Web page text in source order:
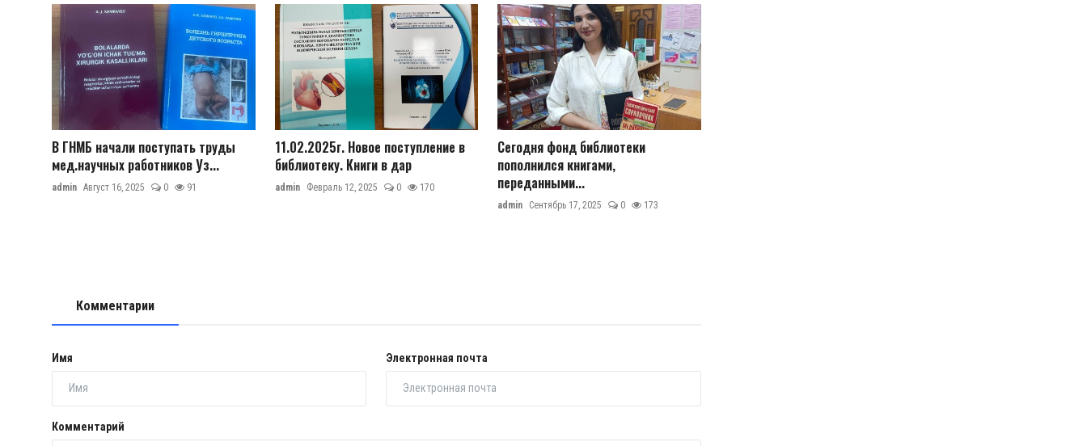
В ГНМБ начали поступать труды
мед.научных работников Уз...
admin Август 16, 2025 0 91
11.02.2025г. Новое поступление в
библиотеку. Книги в дар
admin Февраль 12, 2025 0 170
Сегодня фонд библиотеки
пополнился книгами,
переданными...
admin Сентябрь 17, 2025 0 173
Комментарии
Имя Электронная почта
Комментарий